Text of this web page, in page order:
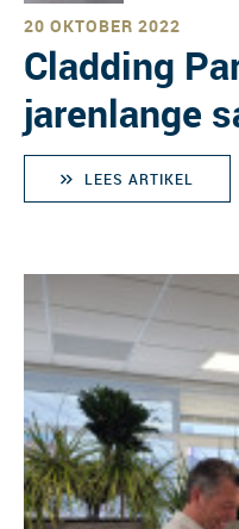
20 OKTOBER 2022
Cladding
jarenlange
LEES ARTIKEL